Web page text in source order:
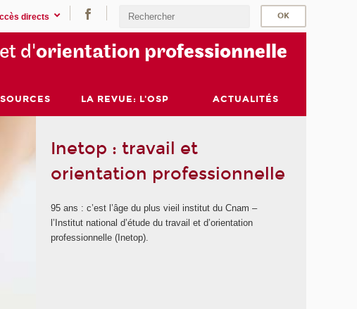
directs
d'orientation professionnelle
LA REVUE: L'OSP ACTUALITÉS